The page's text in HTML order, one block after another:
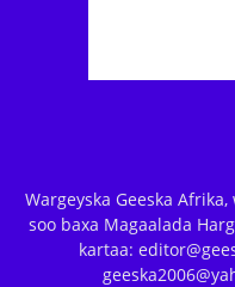
Wargeyska Geeska
soo baxa Magaalada
kartaa: